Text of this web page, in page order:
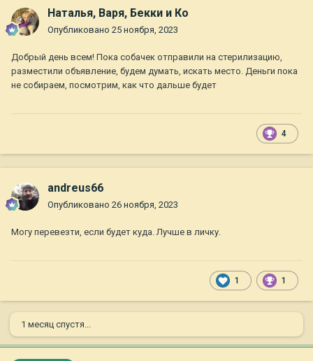
Наталья, Варя, Бекки и Ко
Опубликовано 25 ноября, 2023
Добрый день всем! Пока собачек отправили на стерилизацию,
разместили объявление, будем думать, искать место. Деньги пока
не собираем, посмотрим, как что дальше будет
4
andreus66
Опубликовано 26 ноября, 2023
Могу перевезти, если будет куда. Лучше в личку.
1 1
1 месяц спустя...